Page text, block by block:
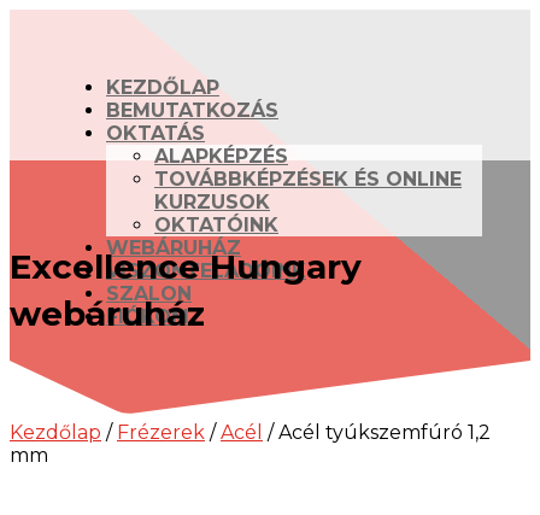
KEZDŐLAP
BEMUTATKOZÁS
OKTATÁS
ALAPKÉPZÉS
TOVÁBBKÉPZÉSEK ÉS ONLINE
KURZUSOK
OKTATÓINK
WEBÁRUHÁZ
VISZONTELADÓINK
SZALON
FIÓKOM
Excellence Hungary
webáruház
Kezdőlap / Frézerek /Acél / Acél tyúkszemfúró 1,2
mm